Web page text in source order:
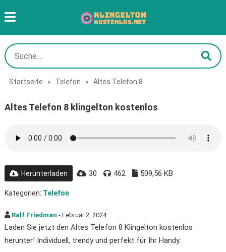
Startseite » Telefon » Altes Telefon 8
Altes Telefon 8 klingelton kostenlos
Herunterladen 30 462 509,56 KB
Kategorien: Telefon
Ralf Friedman - Februar 2, 2024
Laden Sie jetzt den Altes Telefon 8 Klingelton kostenlos
herunter! Individuell, trendy und perfekt für Ihr Handy.